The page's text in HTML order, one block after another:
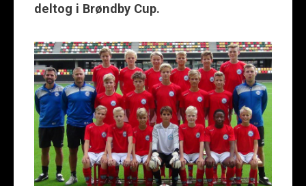
deltog i Brøndby Cup.